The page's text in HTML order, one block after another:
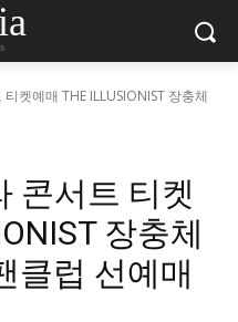
켓예매 THE ILLUSIONIST 장충체
콘서트 티켓
장충체
클럽 선예매